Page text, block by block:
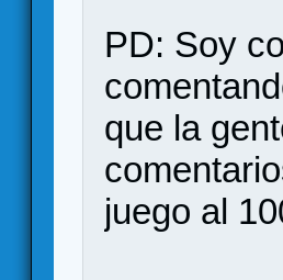
PD: Soy
que la
juego al